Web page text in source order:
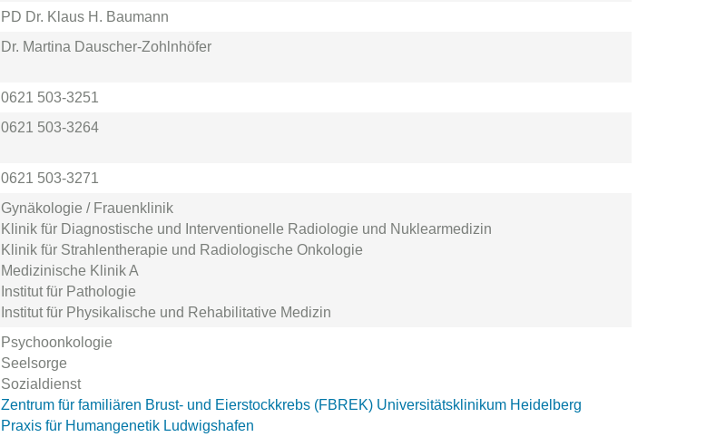
PD Dr. Klaus H. Baumann
Dr. Martina Dauscher-Zohlnhöfer
0621 503-3251
0621 503-3264
0621 503-3271
Gynäkologie / Frauenklinik
Klinik für Diagnostische und Interventionelle Radiologie und Nuklearmedizin
Klinik für Strahlentherapie und Radiologische Onkologie
Medizinische Klinik A
Institut für Pathologie
Institut für Physikalische und Rehabilitative Medizin
Psychoonkologie
Seelsorge
Sozialdienst
Zentrum für familiären Brust- und Eierstockkrebs (FBREK) Universitätsklinikum Heidelberg
Praxis für Humangenetik Ludwigshafen